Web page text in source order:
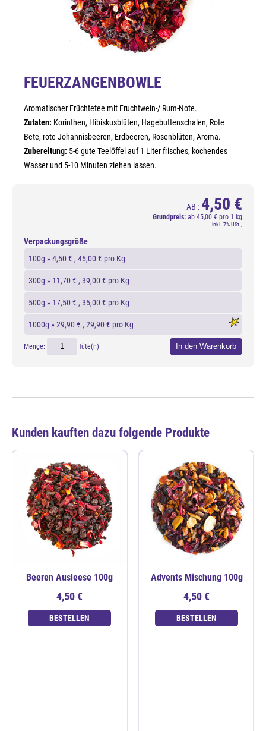
FEUERZANGENBOWLE
Aromatischer Früchtetee mit Fruchtwein-/ Rum-Note.
Zutaten: Korinthen, Hibiskusblüten, Hagebuttenschalen, Rote
Bete, rote Johannisbeeren, Erdbeeren, Rosenblüten, Aroma.
Zubereitung: 5-6 gute Teelöffel auf 1 Liter frisches, kochendes
Wasser und 5-10 Minuten ziehen lassen.
AB : 4,50 €
Grundpreis: ab 45,00 € pro 1 kg
inkl. 7% USt.,
Verpackungsgröße
100g »4,50 € , 45,00 € pro Kg
300g » 11,70 € , 39,00 € pro Kg
500g » 17,50 € , 35,00 € pro Kg
1000g »29,90 € , 29,90 € pro Kg
Menge: Tüte(n) In den Warenkorb
Kunden kauften dazu folgende Produkte
Beeren Ausleese 100g
4,50 €
BESTELLEN
Advents Mischung 100g
4,50 €
BESTELLEN